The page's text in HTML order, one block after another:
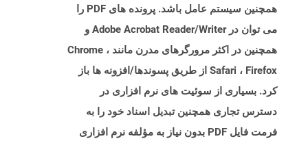
همچنین سیستم عامل باشد. پرونده های PDF را
می توان در Adobe Acrobat Reader/Writer و
همچنین در اکثر مرورگرهای مدرن مانند Chrome ،
Safari ، Firefox از طریق پسوندها/افزونه ها باز
کرد. بسیاری از سوئیت های نرم افزاری در
دسترس تجاری همچنین تبدیل اسناد خود را به
فرمت فایل PDF بدون نیاز به مؤلفه نرم افزاری